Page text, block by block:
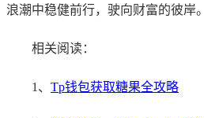
浪潮中稳健前行，驶向财富的彼岸。
相关阅读：
1、 Tp钱包获取糖果全攻略